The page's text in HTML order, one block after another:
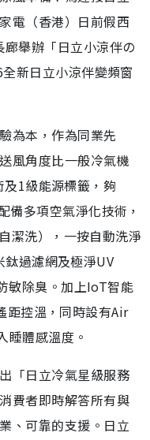
電（香港）日前假西
舉辦「日立小涼伴の
新日立小涼伴變頻窗
為本，作為同業先
風角度比一般冷氣機
1級能源標籤，夠
備多項空氣淨化技術，
潔洗），一按自動洗淨
過濾網及極淨UV
敏除臭。加上IoT智能
距控溫，同時設有Air
睡體感溫度。
「日立冷氣星級服務
費者即時解答所有與
、可靠的支援。日立